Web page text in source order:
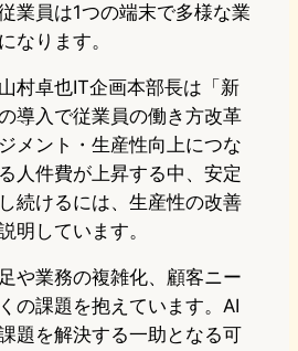
業員は1つの端末で多様な業
なります。
村卓也IT企画本部長は「新
導入で従業員の働き方改革
メント・生産性向上につな
人件費が上昇する中、安定
続けるには、生産性の改善
明しています。
や業務の複雑化、顧客ニー
の課題を抱えています。AI
題を解決する一助となる可